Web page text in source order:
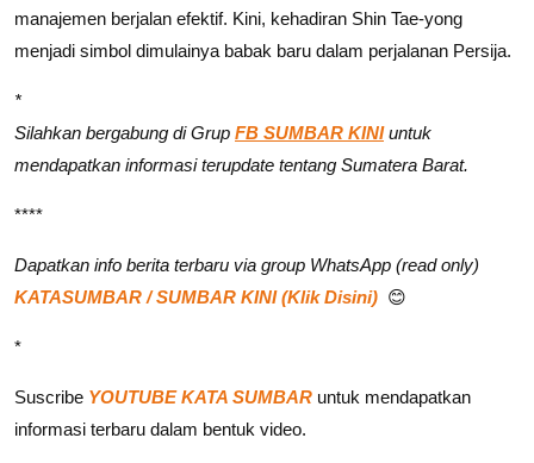
manajemen berjalan efektif. Kini, kehadiran Shin Tae-yong
menjadi simbol dimulainya babak baru dalam perjalanan Persija.
*
Silahkan bergabung di Grup FB SUMBAR KINIuntuk
mendapatkan informasi terupdate tentang Sumatera Barat.
****
Dapatkan info berita terbaru via group WhatsApp (read only)
KATASUMBAR / SUMBAR KINI (Klik Disini) 😊
*
Suscribe YOUTUBE KATA SUMBAR untuk mendapatkan
informasi terbaru dalam bentuk video.